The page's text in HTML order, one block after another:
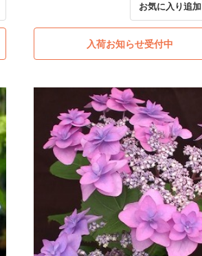
お気に入り追加
入荷お知らせ受付中